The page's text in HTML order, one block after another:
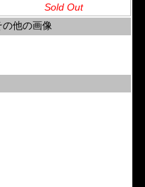
Sold Out
の他の画像